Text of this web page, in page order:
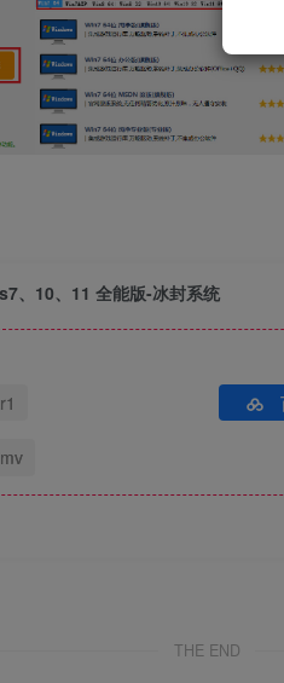
、10、11 全能版-冰封系统
THE END